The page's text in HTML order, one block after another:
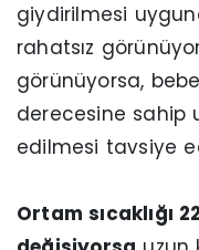
giydirilmesi
rahatsız
görünüyorsa,
derecesine sahip
edilmesi tavsiye
Ortam sıcaklığı